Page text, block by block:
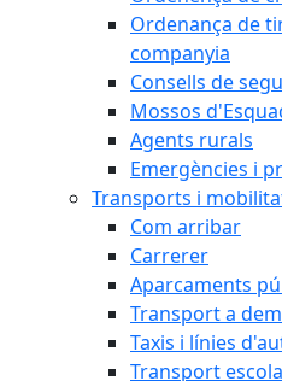
Ordenança de
companyia
Consells de
Mossos
Agents rurals
Emergències i
Transports i
Com arribar
Carrerer
Aparcaments
Transport a
Taxis i línies
Transport